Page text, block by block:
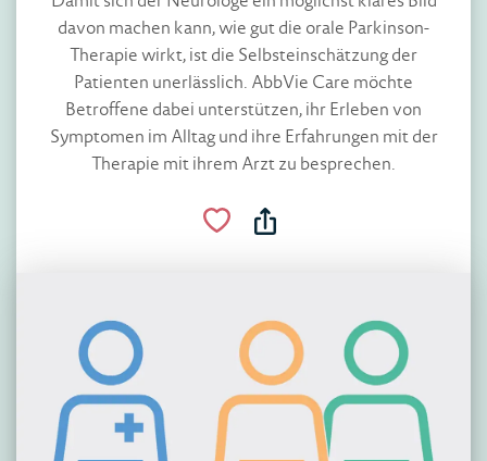
davon machen kann, wie gut die orale Parkinson-
Therapie wirkt, ist die Selbsteinschätzung der
Patienten unerlässlich. AbbVie Care möchte
Betroffene dabei unterstützen, ihr Erleben von
Symptomen im Alltag und ihre Erfahrungen mit der
Therapie mit ihrem Arzt zu besprechen.